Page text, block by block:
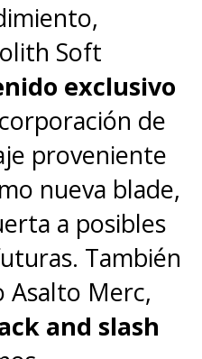
lugar
laMatrix
, pero,
esté, podrían
trabajo
de
Ese maquillaje
del tiempo.
Soft
exclusivo
de
proveniente
nueva blade,
a posibles
También
Asalto Merc,
and slash